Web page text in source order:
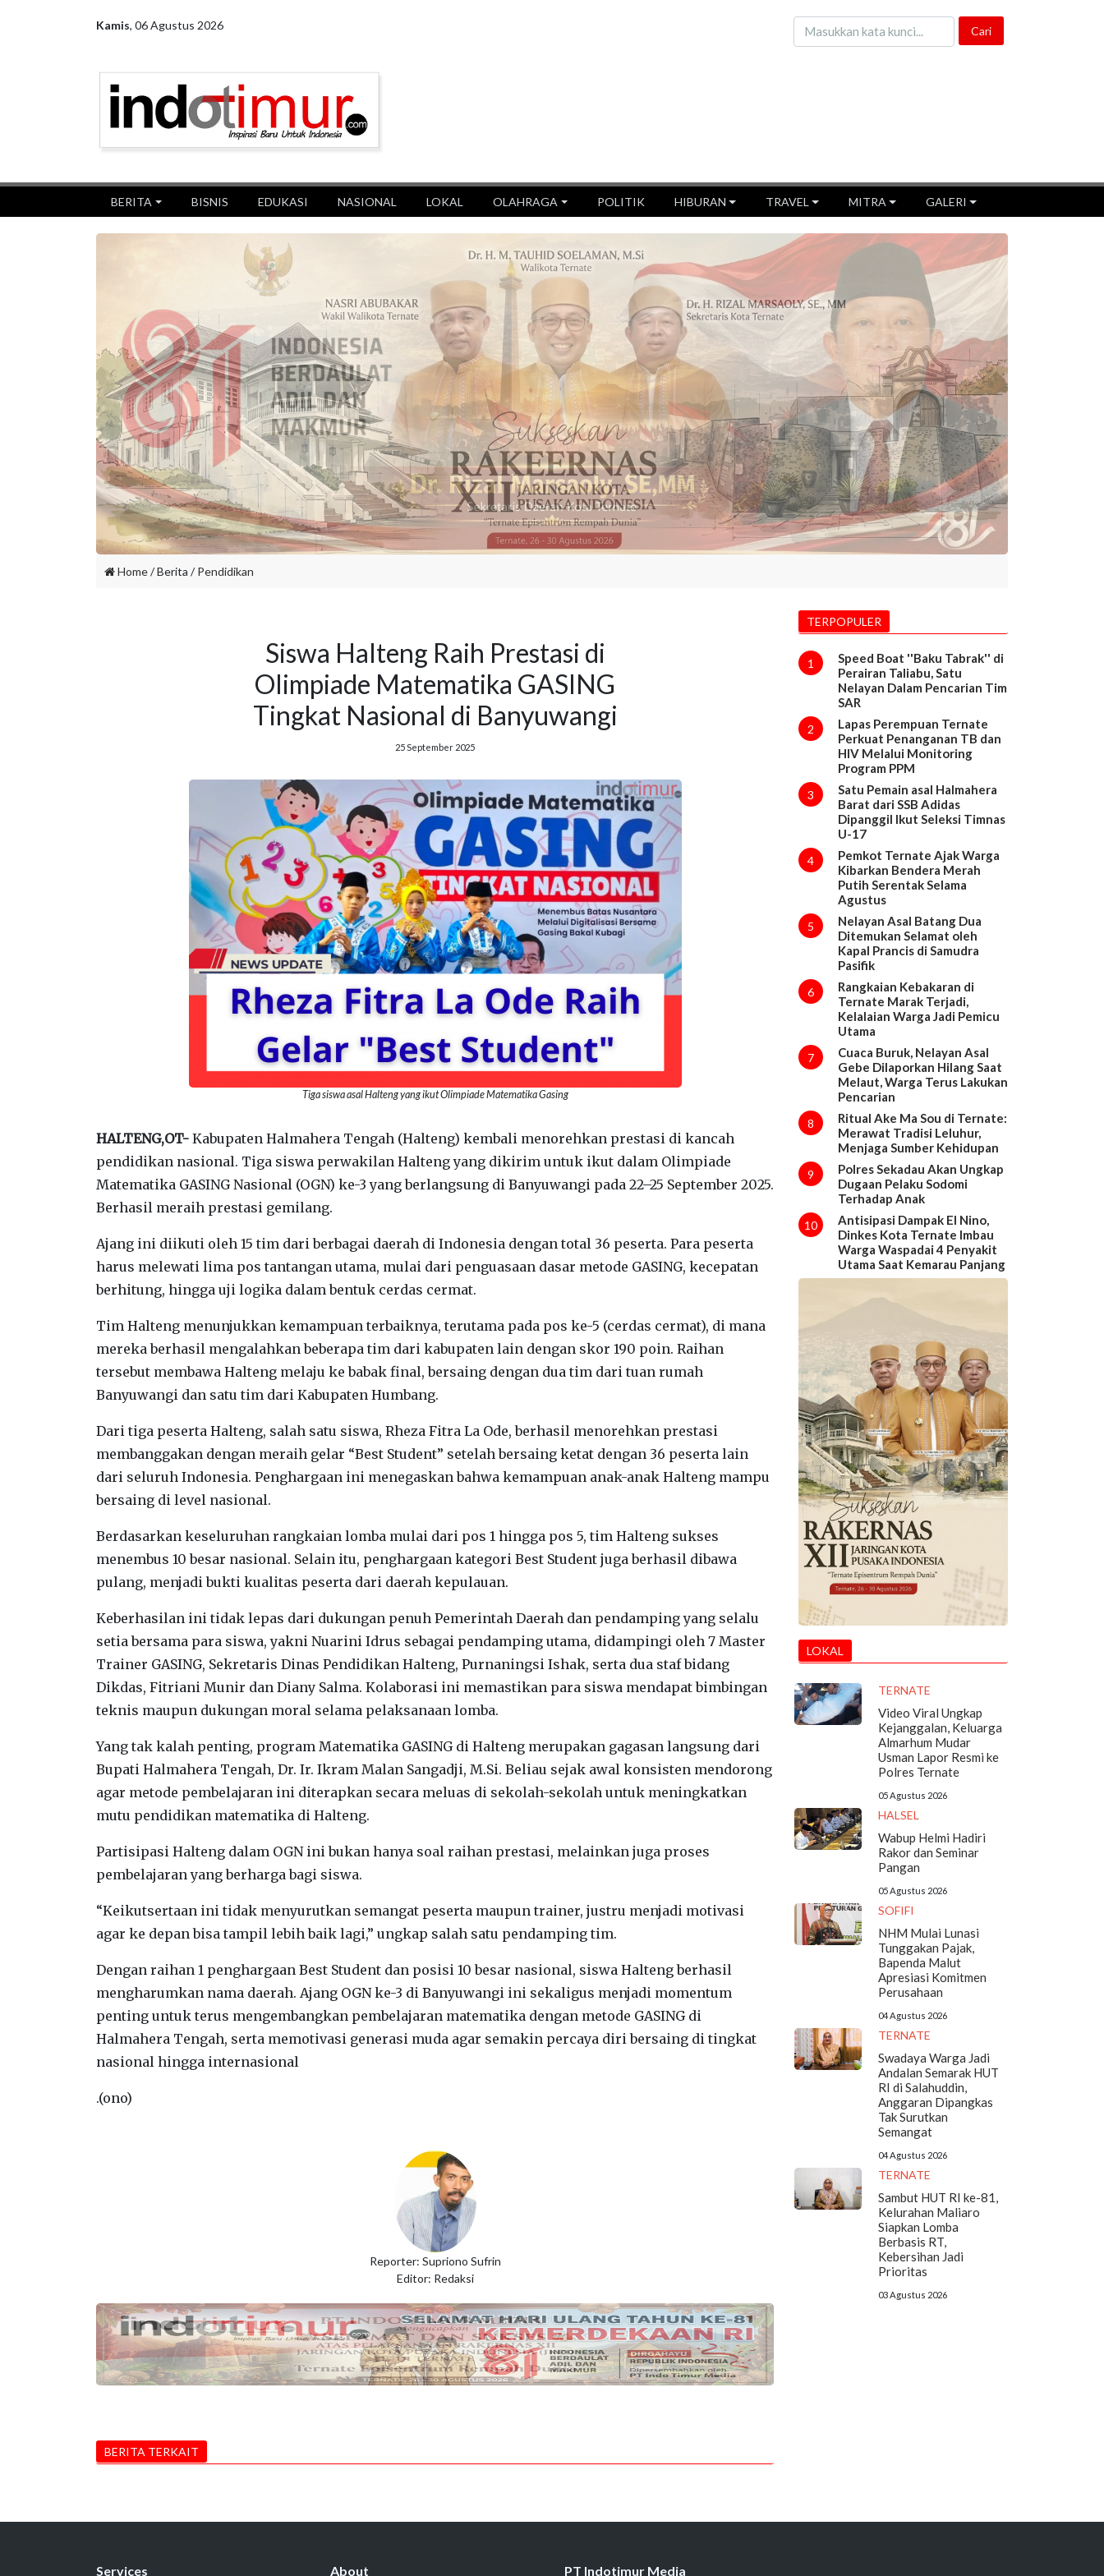
Kamis, 06 Agustus 2026
BERITA BISNIS EDUKASI NASIONAL LOKAL OLAHRAGA POLITIK HIBURAN TRAVEL MITRA GALERI
Home/ Berita /Pendidikan
Siswa Halteng Raih Prestasi di
Olimpiade Matematika GASING
Tingkat Nasional di Banyuwangi
25 September 2025
Tiga siswa asal Halteng yang ikut Olimpiade Matematika Gasing
HALTENG,OT- Kabupaten Halmahera Tengah (Halteng) kembali menorehkan prestasi di kancah
pendidikan nasional. Tiga siswa perwakilan Halteng yang dikirim untuk ikut dalam Olimpiade
Matematika GASING Nasional (OGN) ke-3 yang berlangsung di Banyuwangi pada 22–25 September 2025.
Berhasil meraih prestasi gemilang.
Ajang ini diikuti oleh 15 tim dari berbagai daerah di Indonesia dengan total 36 peserta. Para peserta
harus melewati lima pos tantangan utama, mulai dari penguasaan dasar metode GASING, kecepatan
berhitung, hingga uji logika dalam bentuk cerdas cermat.
Tim Halteng menunjukkan kemampuan terbaiknya, terutama pada pos ke-5 (cerdas cermat), di mana
mereka berhasil mengalahkan beberapa tim dari kabupaten lain dengan skor 190 poin. Raihan
tersebut membawa Halteng melaju ke babak final, bersaing dengan dua tim dari tuan rumah
Banyuwangi dan satu tim dari Kabupaten Humbang.
Dari tiga peserta Halteng, salah satu siswa, Rheza Fitra La Ode, berhasil menorehkan prestasi
membanggakan dengan meraih gelar “Best Student” setelah bersaing ketat dengan 36 peserta lain
dari seluruh Indonesia. Penghargaan ini menegaskan bahwa kemampuan anak-anak Halteng mampu
bersaing di level nasional.
Berdasarkan keseluruhan rangkaian lomba mulai dari pos 1 hingga pos 5, tim Halteng sukses
menembus 10 besar nasional. Selain itu, penghargaan kategori Best Student juga berhasil dibawa
pulang, menjadi bukti kualitas peserta dari daerah kepulauan.
Keberhasilan ini tidak lepas dari dukungan penuh Pemerintah Daerah dan pendamping yang selalu
setia bersama para siswa, yakni Nuarini Idrus sebagai pendamping utama, didampingi oleh 7 Master
Trainer GASING, Sekretaris Dinas Pendidikan Halteng, Purnaningsi Ishak, serta dua staf bidang
Dikdas, Fitriani Munir dan Diany Salma. Kolaborasi ini memastikan para siswa mendapat bimbingan
teknis maupun dukungan moral selama pelaksanaan lomba.
Yang tak kalah penting, program Matematika GASING di Halteng merupakan gagasan langsung dari
Bupati Halmahera Tengah, Dr. Ir. Ikram Malan Sangadji, M.Si. Beliau sejak awal konsisten mendorong
agar metode pembelajaran ini diterapkan secara meluas di sekolah-sekolah untuk meningkatkan
mutu pendidikan matematika di Halteng.
Partisipasi Halteng dalam OGN ini bukan hanya soal raihan prestasi, melainkan juga proses
pembelajaran yang berharga bagi siswa.
“Keikutsertaan ini tidak menyurutkan semangat peserta maupun trainer, justru menjadi motivasi
agar ke depan bisa tampil lebih baik lagi,” ungkap salah satu pendamping tim.
Dengan raihan 1 penghargaan Best Student dan posisi 10 besar nasional, siswa Halteng berhasil
mengharumkan nama daerah. Ajang OGN ke-3 di Banyuwangi ini sekaligus menjadi momentum
penting untuk terus mengembangkan pembelajaran matematika dengan metode GASING di
Halmahera Tengah, serta memotivasi generasi muda agar semakin percaya diri bersaing di tingkat
nasional hingga internasional
.(ono)
Reporter: Supriono Sufrin
Editor: Redaksi
BERITA TERKAIT
TERPOPULER
1
Speed Boat ''Baku Tabrak'' di
Perairan Taliabu, Satu
Nelayan Dalam Pencarian Tim
SAR
2
Lapas Perempuan Ternate
Perkuat Penanganan TB dan
HIV Melalui Monitoring
Program PPM
3
Satu Pemain asal Halmahera
Barat dari SSB Adidas
Dipanggil Ikut Seleksi Timnas
U-17
4
Pemkot Ternate Ajak Warga
Kibarkan Bendera Merah
Putih Serentak Selama
Agustus
5
Nelayan Asal Batang Dua
Ditemukan Selamat oleh
Kapal Prancis di Samudra
Pasifik
6
Rangkaian Kebakaran di
Ternate Marak Terjadi,
Kelalaian Warga Jadi Pemicu
Utama
7
Cuaca Buruk, Nelayan Asal
Gebe Dilaporkan Hilang Saat
Melaut, Warga Terus Lakukan
Pencarian
8
Ritual Ake Ma Sou di Ternate:
Merawat Tradisi Leluhur,
Menjaga Sumber Kehidupan
9
Polres Sekadau Akan Ungkap
Dugaan Pelaku Sodomi
Terhadap Anak
10
Antisipasi Dampak El Nino,
Dinkes Kota Ternate Imbau
Warga Waspadai 4 Penyakit
Utama Saat Kemarau Panjang
LOKAL
TERNATE
Video Viral Ungkap
Kejanggalan, Keluarga
Almarhum Mudar
Usman Lapor Resmi ke
Polres Ternate
05 Agustus 2026
HALSEL
Wabup Helmi Hadiri
Rakor dan Seminar
Pangan
05 Agustus 2026
SOFIFI
NHM Mulai Lunasi
Tunggakan Pajak,
Bapenda Malut
Apresiasi Komitmen
Perusahaan
04 Agustus 2026
TERNATE
Swadaya Warga Jadi
Andalan Semarak HUT
RI di Salahuddin,
Anggaran Dipangkas
Tak Surutkan
Semangat
04 Agustus 2026
TERNATE
Sambut HUT RI ke-81,
Kelurahan Maliaro
Siapkan Lomba
Berbasis RT,
Kebersihan Jadi
Prioritas
03 Agustus 2026
Services About PT Indotimur Media